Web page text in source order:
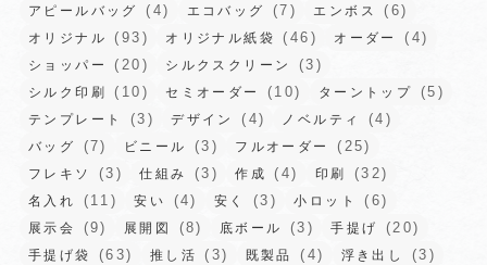
アピールバッグ (4) エコバッグ (7) エンボス (6)
オリジナル (93) オリジナル紙袋 (46) オーダー (4)
ショッパー (20) シルクスクリーン (3)
シルク印刷 (10) セミオーダー (10) ターントップ (5)
テンプレート (3) デザイン (4) ノベルティ (4)
バッグ (7) ビニール (3) フルオーダー (25)
フレキソ (3) 仕組み (3) 作成 (4) 印刷 (32)
名入れ (11) 安い (4) 安く (3) 小ロット (6)
展示会 (9) 展開図 (8) 底ボール (3) 手提げ (20)
手提げ袋 (63) 推し活 (3) 既製品 (4) 浮き出し (3)